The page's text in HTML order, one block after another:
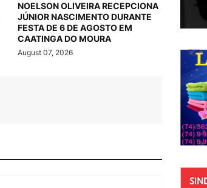
NOELSON OLIVEIRA RECEPCIONA
JÚNIOR NASCIMENTO DURANTE
FESTA DE 6 DE AGOSTO EM
CAATINGA DO MOURA
August 07, 2026